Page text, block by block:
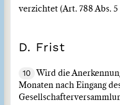
verzichtet (Art. 788 Abs. 5
D. Frist
10
Wird die
Monaten nach Eingang